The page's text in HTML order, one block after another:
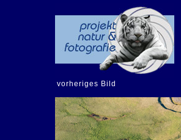
vorheriges Bild